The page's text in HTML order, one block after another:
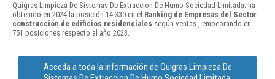
Quigras Limpieza De Sistemas De Extraccion De Humo Sociedad Limitada. ha
obtenido en 2024 la posición 14.330 en el Ranking de Empresas del Sector
construcción de edificios residenciales según ventas , empeorando en
751 posiciones respecto al año 2023.
Acceda a toda la información de Quigras Limpieza De